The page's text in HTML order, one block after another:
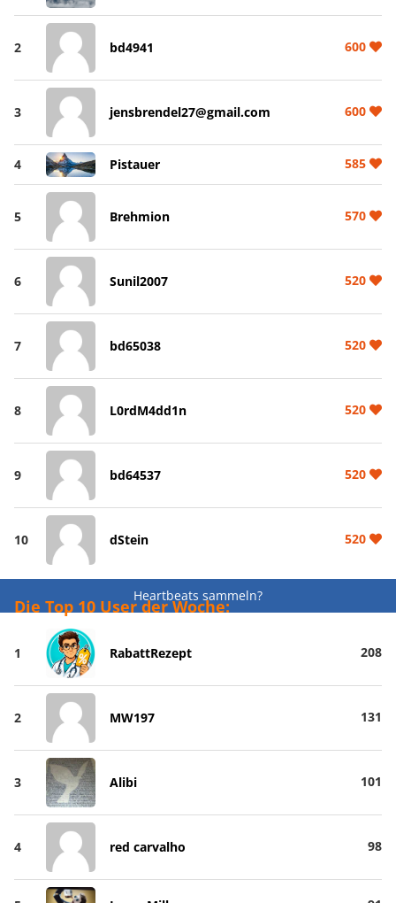
2 bd4941 600
3 jensbrendel27@gmail.com 600
4 Pistauer 585
5 Brehmion 570
6 Sunil2007 520
7 bd65038 520
8 L0rdM4dd1n 520
9 bd64537 520
10 dStein 520
Heartbeats sammeln?
Die Top 10 User der Woche:
1 RabattRezept 208
2 MW197 131
3 Alibi 101
4 red carvalho 98